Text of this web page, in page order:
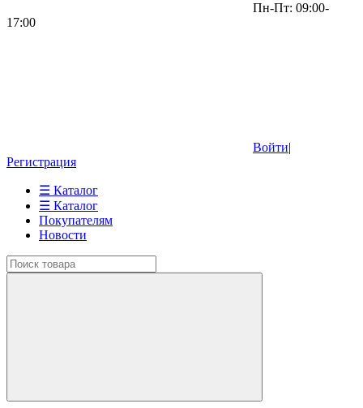
Пн-Пт: 09:00-
17:00
Войти|
Регистрация
☰ Каталог
☰ Каталог
Покупателям
Новости